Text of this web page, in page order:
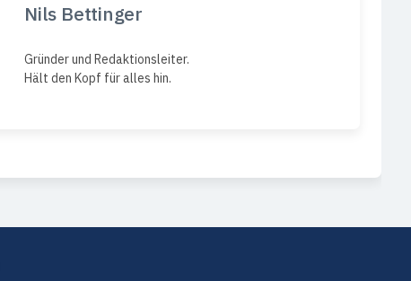
Nils Bettinger
Gründer und Redaktionsleiter.
Hält den Kopf für alles hin.